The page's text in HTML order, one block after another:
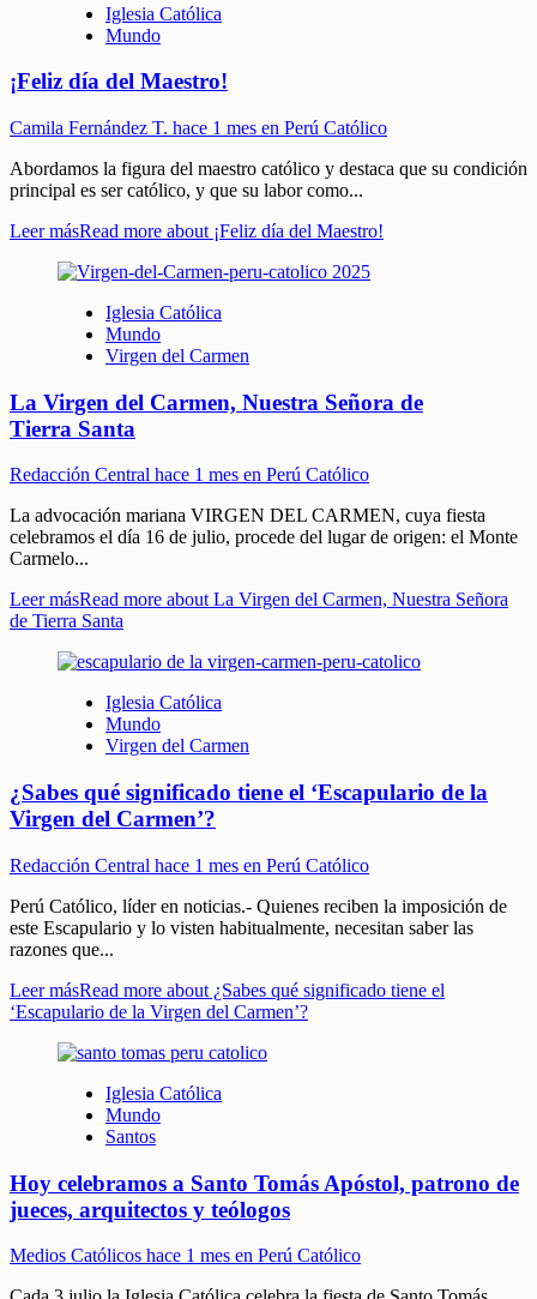
Iglesia Católica
Mundo
¡Feliz día del Maestro!
Camila Fernández T. hace 1 mes en Perú Católico
Abordamos la figura del maestro católico y destaca que su condición
principal es ser católico, y que su labor como...
Leer másRead more about ¡Feliz día del Maestro!
Iglesia Católica
Mundo
Virgen del Carmen
La Virgen del Carmen, Nuestra Señora de
Tierra Santa
Redacción Central hace 1 mes en Perú Católico
La advocación mariana VIRGEN DEL CARMEN, cuya fiesta
celebramos el día 16 de julio, procede del lugar de origen: el Monte
Carmelo...
Leer másRead more about La Virgen del Carmen, Nuestra Señora
de Tierra Santa
Iglesia Católica
Mundo
Virgen del Carmen
¿Sabes qué significado tiene el ‘Escapulario de la
Virgen del Carmen’?
Redacción Central hace 1 mes en Perú Católico
Perú Católico, líder en noticias.- Quienes reciben la imposición de
este Escapulario y lo visten habitualmente, necesitan saber las
razones que...
Leer másRead more about ¿Sabes qué significado tiene el
‘Escapulario de la Virgen del Carmen’?
Iglesia Católica
Mundo
Santos
Hoy celebramos a Santo Tomás Apóstol, patrono de
jueces, arquitectos y teólogos
Medios Católicos hace 1 mes en Perú Católico